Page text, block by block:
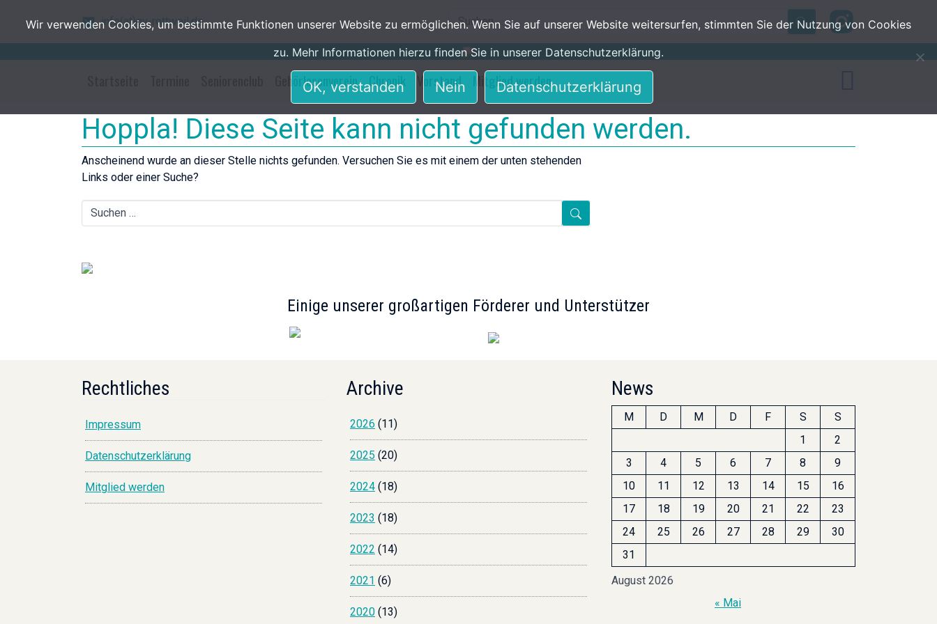
info(at)gv-rottweil.de
Search
Gehörlosenverein Chronik Vorstand Mitglied werden
Hoppla! Diese Seite kann nicht gefunden werden.
Anscheinend wurde an dieser Stelle nichts gefunden. Versuchen Sie es mit einem der unten stehenden
Links oder einer Suche?
Einige unserer großartigen Förderer und Unterstützer
Rechtliches
Impressum
Datenschutzerklärung
Mitglied werden
Archive
2026 (11)
2025 (20)
2024 (18)
2023 (18)
2022 (14)
2021 (6)
2020 (13)
News
August 2026
M D M D F S
S
1
2
3
4 5 6 7 8
9
10
11 12 13 14 15
16
17
18 19 20 21 22
23
24
25 26 27 28 29
30
31
« Mai
Wir verwenden Cookies, um bestimmte Funktionen unserer Website zu ermöglichen. Wenn Sie auf unserer Website weitersurfen, stimmten Sie der Nutzung von Cookies
zu. Mehr Informationen hierzu finden Sie in unserer Datenschutzerklärung.
OK, verstanden Nein Datenschutzerklärung